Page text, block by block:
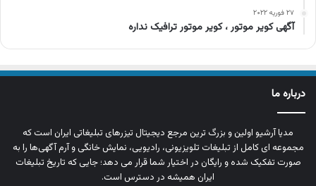
۲۷ فوریه ۲۰۲۲
آگهی کویر موتور ، کویر موتور ترافیک نداره
درباره ما
مدیا آرشیو اولین و بزرگ‌ ترین مرجع دیجیتال تیزرهای تبلیغاتی ایران است که
مجموعه‌ ای کامل از تبلیغات تلویزیونی، رادیویی، نمایش خانگی و آرم‌ آگهی‌ها را به‌
صورت تفکیک‌ شده و رایگان در اختیار شما قرار می‌ دهد؛ جایی که تاریخ تبلیغات
ایران همیشه در دسترس است.